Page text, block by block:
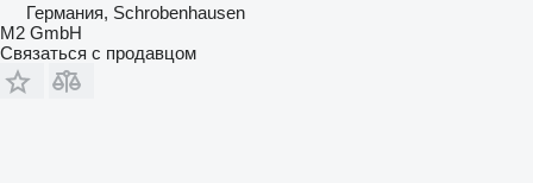
Германия, Schrobenhausen
M2 GmbH
Связаться с продавцом